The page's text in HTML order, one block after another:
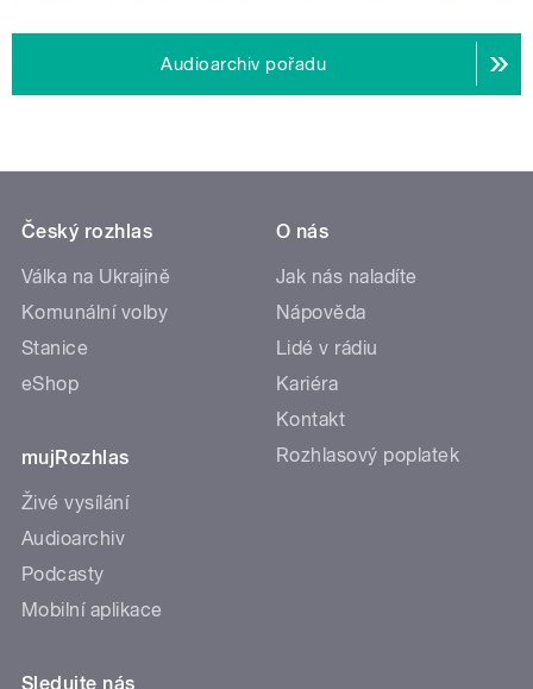
Audioarchiv pořadu
Český rozhlas
Válka na Ukrajině
Komunální volby
Stanice
eShop
mujRozhlas
Živé vysílání
Audioarchiv
Podcasty
Mobilní aplikace
O nás
Jak nás naladíte
Nápověda
Lidé v rádiu
Kariéra
Kontakt
Rozhlasový poplatek
Sledujte nás